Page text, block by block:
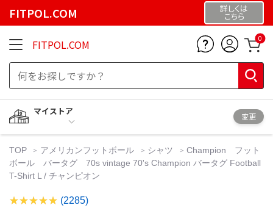
FITPOL.COM 詳しくは
こちら
FITPOL.COM 0
マイストア
変更
TOP アメリカンフットボール シャツ
Champion フット
ボール バータグ 70s vintage 70's Champion バータグ Football
T-Shirt L / チャンピオン
(2285)